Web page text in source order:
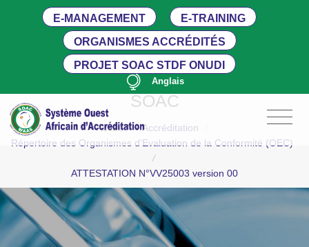
E-MANAGEMENT
E-TRAINING
ORGANISMES ACCRÉDITÉS
PROJET SOAC STDF ONUDI
Anglais
SOAC
Accueil / Accréditation
Répertoire des Organismes d'Evaluation de la Conformité (OEC)
/
ATTESTATION N°VV25003 version 00